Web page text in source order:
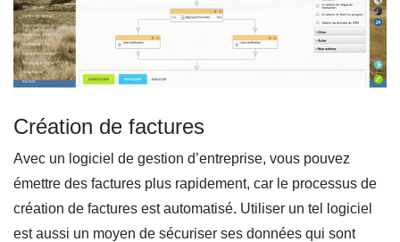
Création de factures
Avec un logiciel de gestion d’entreprise, vous pouvez
émettre des factures plus rapidement, car le processus de
création de factures est automatisé. Utiliser un tel logiciel
est aussi un moyen de sécuriser ses données qui sont